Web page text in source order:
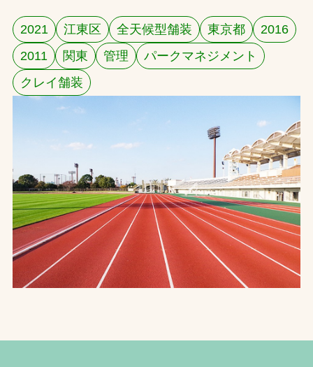
お問合せ
お取引先の皆様へ
プライバシーポリシー
文字の見えづらさや操作にお困りの方へ
2021 江東区 全天候型舗装 東京都
2016
2011
関東 管理
パークマネジメント
クレイ舗装